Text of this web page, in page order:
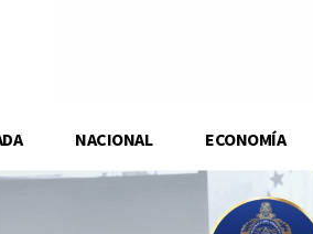
NACIONAL ECONOMÍA